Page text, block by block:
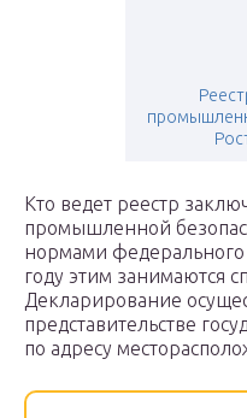
Кто ведет реестр
промышленной
нормами федерального
году этим занимаются
Декларирование
представительстве
по адресу